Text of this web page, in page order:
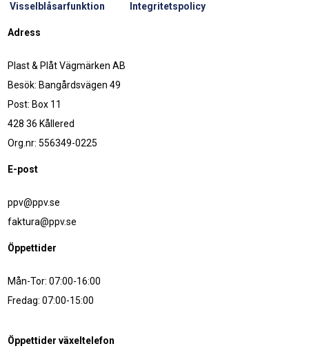
Visselblåsarfunktion
Integritetspolicy
Adress
Plast & Plåt Vägmärken AB
Besök: Bangårdsvägen 49
Post: Box 11
428 36 Kållered
Org.nr: 556349-0225
E-post
ppv@ppv.se
faktura@ppv.se
Öppettider
Mån-Tor: 07:00-16:00
Fredag: 07:00-15:00
Öppettider växeltelefon